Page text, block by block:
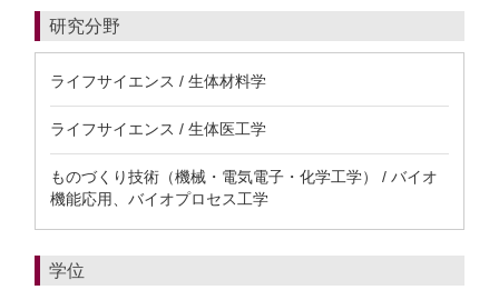
研究分野
ライフサイエンス / 生体材料学
ライフサイエンス / 生体医工学
ものづくり技術（機械・電気電子・化学工学） / バイオ
機能応用、バイオプロセス工学
学位